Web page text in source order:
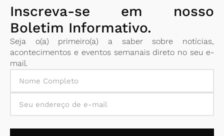
Inscreva-se em nosso
Boletim Informativo.
Seja o(a) primeiro(a) a saber sobre notícias,
acontecimentos e eventos semanais direto no seu e-
mail.